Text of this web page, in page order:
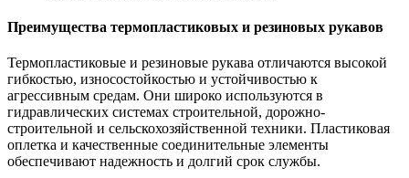
Преимущества термопластиковых и резиновых рукавов
Термопластиковые и резиновые рукава отличаются высокой
гибкостью, износостойкостью и устойчивостью к
агрессивным средам. Они широко используются в
гидравлических системах строительной, дорожно-
строительной и сельскохозяйственной техники. Пластиковая
оплетка и качественные соединительные элементы
обеспечивают надежность и долгий срок службы.